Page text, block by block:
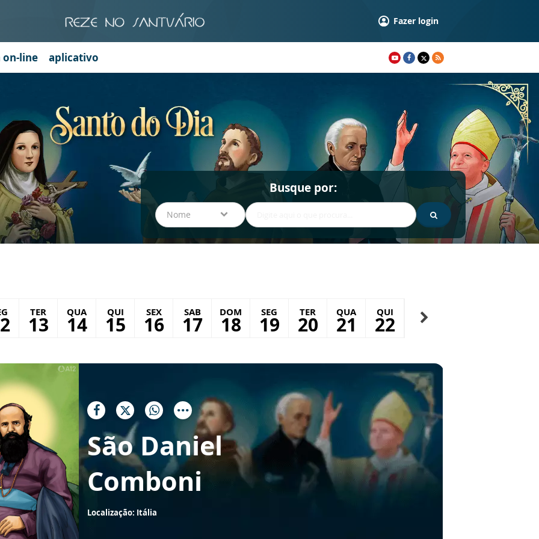
Fazer login
on-line aplicativo
Busque por:
Nome
TER
13
QUA
14
QUI
15
SEX
16
SAB
17
DOM
18
SEG
19
TER
20
QUA
21
QUI
22
SEX
23
São Daniel
Comboni
Localização: Itália